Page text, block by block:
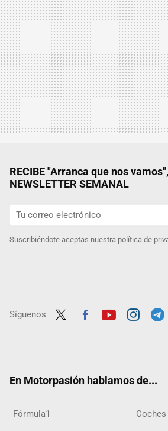
RECIBE "Arranca que nos
NEWSLETTER SEMANAL
Suscribiéndote aceptas nuestra política de
Síguenos
En Motorpasión hablamos de...
Fórmula1